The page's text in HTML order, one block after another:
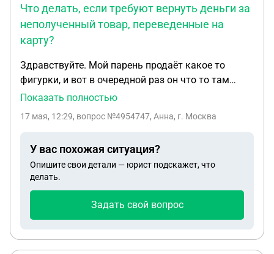
Что делать, если требуют вернуть деньги за
неполученный товар, переведенные на
карту?
Здравствуйте. Мой парень продаёт какое то
фигурки, и вот в очередной раз он что то там
кому то втюхивает, ему за это скинули 7 тысяч, он
несколько часов после этого мне пишет тот
перевода) и говорит, что напишет на меня
заявление и подаст в суд, если я не верну ему
деньги, ведь товар он не получил. Я говорю, что
могу повлиять на него, чтоб он их отдал (я уже
просто везде заблокировал). И я пыталась
Показать полностью
17 мая, 12:29, вопрос №4954747, Анна, г. Москва
У вас похожая ситуация?
Опишите свои детали — юрист подскажет, что
делать.
Задать свой вопрос